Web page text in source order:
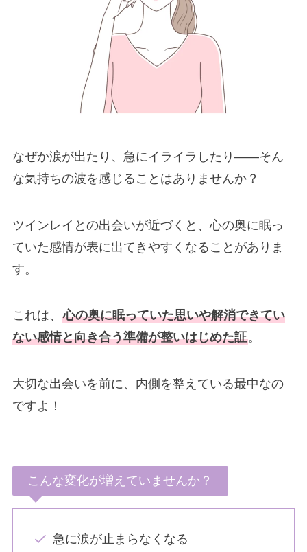
なぜか涙が出たり、急にイライラしたり——そん
な気持ちの波を感じることはありませんか？
ツインレイとの出会いが近づくと、心の奥に眠っ
ていた感情が表に出てきやすくなることがありま
す。
これは、 心の奥に眠っていた思いや解消できてい
ない感情と向き合う準備が整いはじめた証。
大切な出会いを前に、内側を整えている最中なの
ですよ！
こんな変化が増えていませんか？
急に涙が止まらなくなる